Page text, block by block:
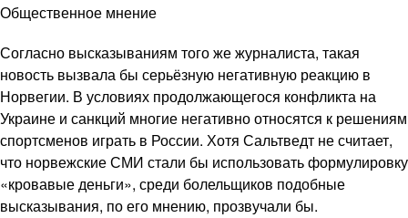
Общественное мнение
Согласно высказываниям того же журналиста, такая
новость вызвала бы серьёзную негативную реакцию в
Норвегии. В условиях продолжающегося конфликта на
Украине и санкций многие негативно относятся к решениям
спортсменов играть в России. Хотя Сальтведт не считает,
что норвежские СМИ стали бы использовать формулировку
«кровавые деньги», среди болельщиков подобные
высказывания, по его мнению, прозвучали бы.